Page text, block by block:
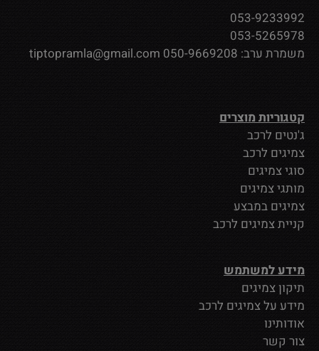
053-9233992
053-5265978
משמרת ערב: 050-9669208
tiptopramla@gmail.com
קטגוריות מוצרים
ג'נטים לרכב
צמיגים לרכב
סוגי צמיגים
מותגי צמיגים
צמיגים במבצע
קניית צמיגים לרכב
מידע למשתמש
תיקון צמיגים
מידע על צמיגים לרכב
אודותינו
צור קשר